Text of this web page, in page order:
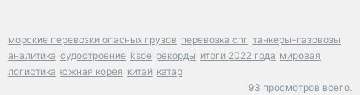
морские перевозки опасных грузов перевозка спг танкеры-газовозы
аналитика судостроение ksoe рекорды итоги 2022 года мировая
логистика южная корея китай катар
93 просмотров всего.